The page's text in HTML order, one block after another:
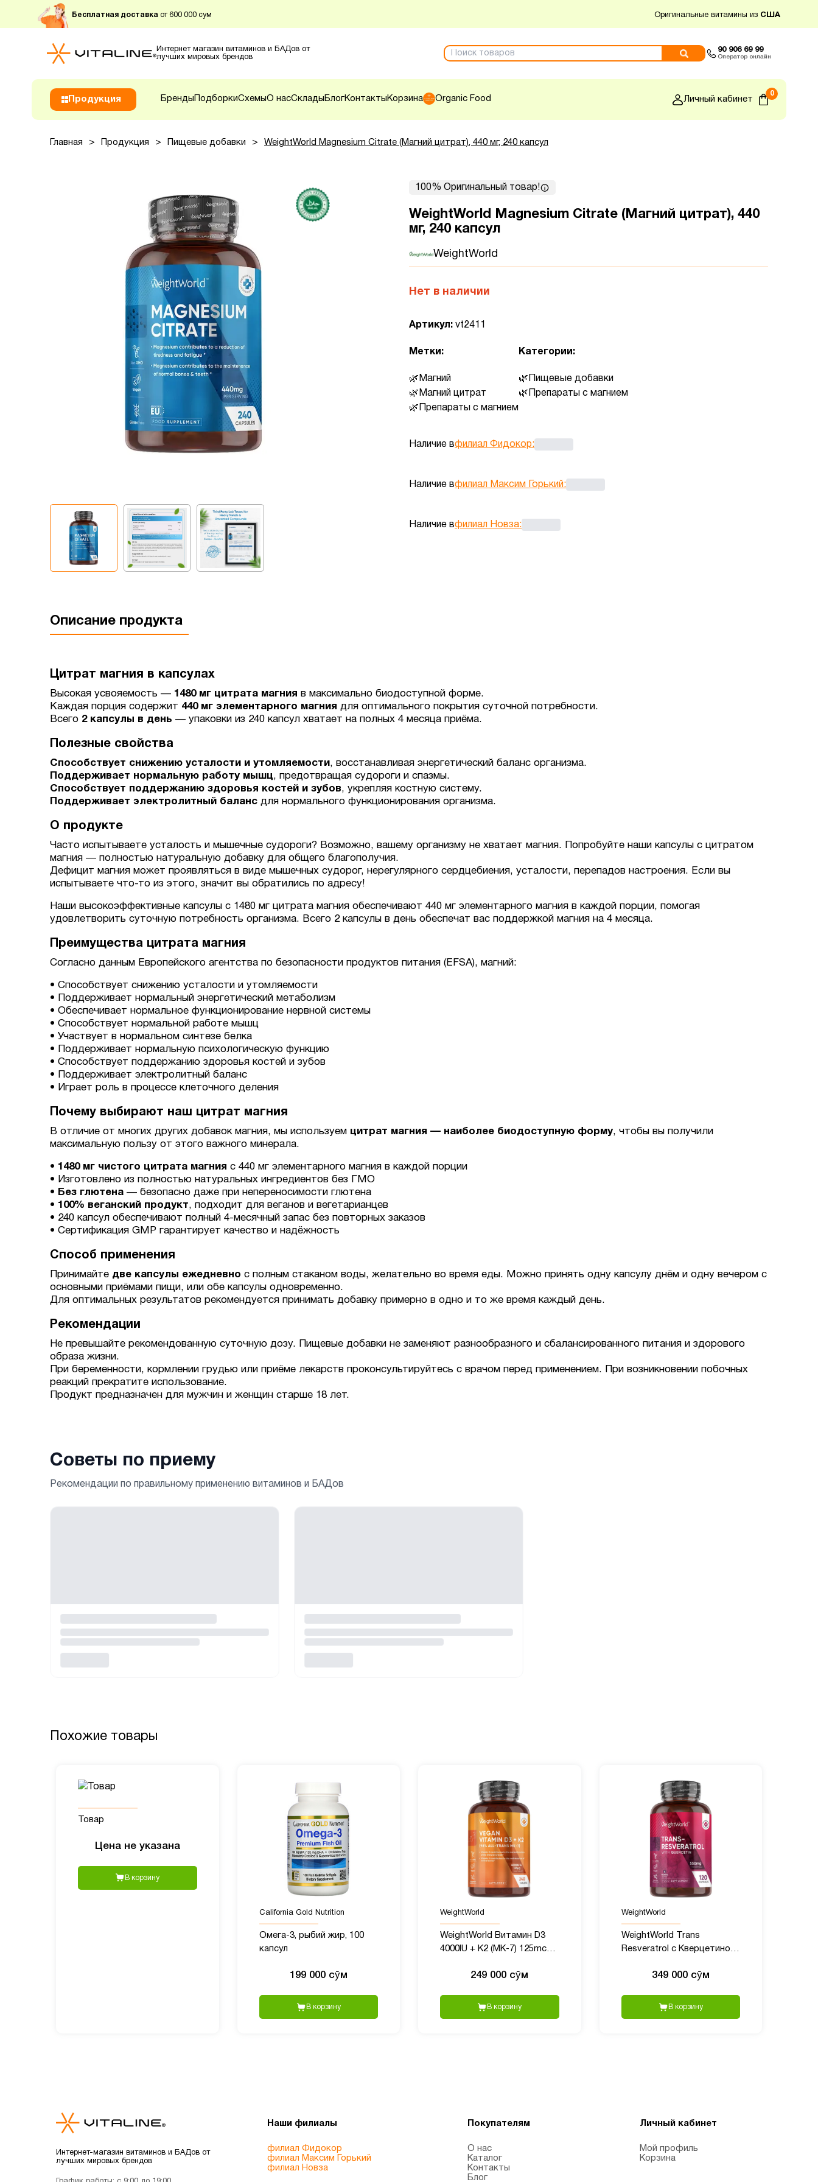
Бесплатная доставка от 600 000 сум Оригинальные витамины из США
Интернет магазин витаминов и БАДов от
лучших мировых брендов
90 906 69 99
Оператор онлайн
Продукция Бренды ПодборкиСхемыО насСклады БлогКонтакты Корзина Organic Food Личный кабинет
0
Главная > Продукция > Пищевые добавки > WeightWorld Magnesium Citrate (Магний цитрат), 440 мг, 240 капсул
100% Оригинальный товар!
WeightWorld Magnesium Citrate (Магний цитрат), 440
мг, 240 капсул
WeightWorld
Нет в наличии
Артикул: vt2411
Метки:
Магний
Магний цитрат
Препараты с магнием
Категории:
Пищевые добавки
Препараты с магнием
Наличие вфилиал Фидокор:
Наличие вфилиал Максим Горький :
Наличие вфилиал Новза:
Описание продукта
Цитрат магния в капсулах
Высокая усвояемость — 1480 мг цитрата магния в максимально биодоступной форме.
Каждая порция содержит 440 мг элементарного магния для оптимального покрытия суточной потребности.
Всего 2 капсулы в день — упаковки из 240 капсул хватает на полных 4 месяца приёма.
Полезные свойства
Способствует снижению усталости и утомляемости, восстанавливая энергетический баланс организма.
Поддерживает нормальную работу мышц, предотвращая судороги и спазмы.
Способствует поддержанию здоровья костей и зубов, укрепляя костную систему.
Поддерживает электролитный баланс для нормального функционирования организма.
О продукте
Часто испытываете усталость и мышечные судороги? Возможно, вашему организму не хватает магния. Попробуйте наши капсулы с цитратом
магния — полностью натуральную добавку для общего благополучия.
Дефицит магния может проявляться в виде мышечных судорог, нерегулярного сердцебиения, усталости, перепадов настроения. Если вы
испытываете что-то из этого, значит вы обратились по адресу!
Наши высокоэффективные капсулы с 1480 мг цитрата магния обеспечивают 440 мг элементарного магния в каждой порции, помогая
удовлетворить суточную потребность организма. Всего 2 капсулы в день обеспечат вас поддержкой магния на 4 месяца.
Преимущества цитрата магния
Согласно данным Европейского агентства по безопасности продуктов питания (EFSA), магний:
• Способствует снижению усталости и утомляемости
• Поддерживает нормальный энергетический метаболизм
• Обеспечивает нормальное функционирование нервной системы
• Способствует нормальной работе мышц
• Участвует в нормальном синтезе белка
• Поддерживает нормальную психологическую функцию
• Способствует поддержанию здоровья костей и зубов
• Поддерживает электролитный баланс
• Играет роль в процессе клеточного деления
Почему выбирают наш цитрат магния
В отличие от многих других добавок магния, мы используем цитрат магния — наиболее биодоступную форму, чтобы вы получили
максимальную пользу от этого важного минерала.
• 1480 мг чистого цитрата магния с 440 мг элементарного магния в каждой порции
• Изготовлено из полностью натуральных ингредиентов без ГМО
• Без глютена — безопасно даже при непереносимости глютена
• 100% веганский продукт, подходит для веганов и вегетарианцев
• 240 капсул обеспечивают полный 4-месячный запас без повторных заказов
• Сертификация GMP гарантирует качество и надёжность
Способ применения
Принимайте две капсулы ежедневно с полным стаканом воды, желательно во время еды. Можно принять одну капсулу днём и одну вечером с
основными приёмами пищи, или обе капсулы одновременно.
Для оптимальных результатов рекомендуется принимать добавку примерно в одно и то же время каждый день.
Рекомендации
Не превышайте рекомендованную суточную дозу. Пищевые добавки не заменяют разнообразного и сбалансированного питания и здорового
образа жизни.
При беременности, кормлении грудью или приёме лекарств проконсультируйтесь с врачом перед применением. При возникновении побочных
реакций прекратите использование.
Продукт предназначен для мужчин и женщин старше 18 лет.
Советы по приему
Рекомендации по правильному применению витаминов и БАДов
Похожие товары
Товар
Цена не указана
В корзину
California Gold Nutrition
Омега-3, рыбий жир, 100
капсул
199 000 сӯм
В корзину
WeightWorld
WeightWorld Витамин D3
4000IU + K2 (MK-7) 125mcg,
249 000 сӯм
В корзину
WeightWorld
WeightWorld Trans
Resveratrol с Кверцетином,
349 000 сӯм
В корзину
Интернет-магазин витаминов и БАДов от
лучших мировых брендов
Наши филиалы
филиал Фидокор
филиал Максим Горький
филиал Новза
Покупателям
О нас
Каталог
Контакты
Блог
Личный кабинет
Мой профиль
Корзина